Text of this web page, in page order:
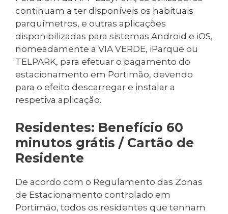
continuam a ter disponíveis os habituais
parquímetros, e outras aplicações
disponibilizadas para sistemas Android e iOS,
nomeadamente a VIA VERDE, iParque ou
TELPARK, para efetuar o pagamento do
estacionamento em Portimão, devendo
para o efeito descarregar e instalar a
respetiva aplicação.
Residentes: Benefício 60
minutos grátis / Cartão de
Residente
De acordo com o Regulamento das Zonas
de Estacionamento controlado em
Portimão, todos os residentes que tenham